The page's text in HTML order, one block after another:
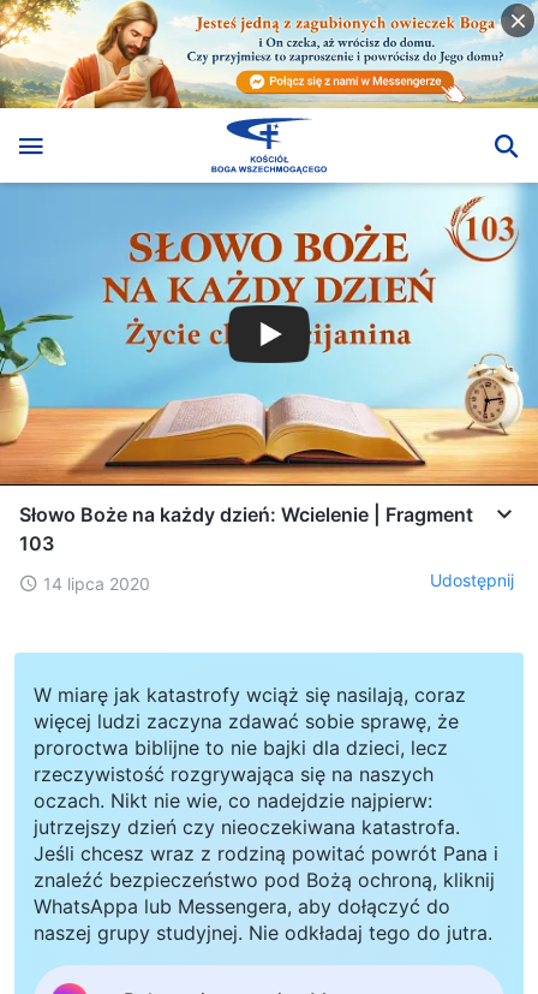
Słowo Boże na każdy dzień: Wcielenie | Fragment
103
14 lipca 2020 Udostępnij
W miarę jak katastrofy wciąż się nasilają, coraz
więcej ludzi zaczyna zdawać sobie sprawę, że
proroctwa biblijne to nie bajki dla dzieci, lecz
rzeczywistość rozgrywająca się na naszych
oczach. Nikt nie wie, co nadejdzie najpierw:
jutrzejszy dzień czy nieoczekiwana katastrofa.
Jeśli chcesz wraz z rodziną powitać powrót Pana i
znaleźć bezpieczeństwo pod Bożą ochroną, kliknij
WhatsAppa lub Messengera, aby dołączyć do
naszej grupy studyjnej. Nie odkładaj tego do jutra.